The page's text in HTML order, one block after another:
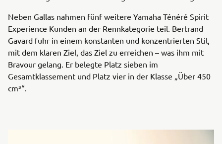
Neben Gallas nahmen fünf weitere Yamaha Ténéré Spirit
Experience Kunden an der Rennkategorie teil. Bertrand
Gavard fuhr in einem konstanten und konzentrierten Stil,
mit dem klaren Ziel, das Ziel zu erreichen – was ihm mit
Bravour gelang. Er belegte Platz sieben im
Gesamtklassement und Platz vier in der Klasse „Über 450
cm³“.